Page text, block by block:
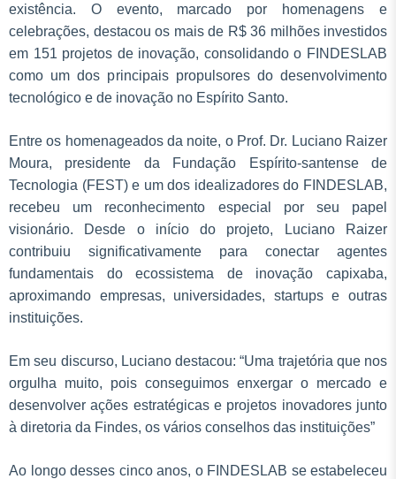
existência. O evento, marcado por homenagens e
celebrações, destacou os mais de R$ 36 milhões investidos
em 151 projetos de inovação, consolidando o FINDESLAB
como um dos principais propulsores do desenvolvimento
tecnológico e de inovação no Espírito Santo.
Entre os homenageados da noite, o Prof. Dr. Luciano Raizer
Moura, presidente da Fundação Espírito-santense de
Tecnologia (FEST) e um dos idealizadores do FINDESLAB,
recebeu um reconhecimento especial por seu papel
visionário. Desde o início do projeto, Luciano Raizer
contribuiu significativamente para conectar agentes
fundamentais do ecossistema de inovação capixaba,
aproximando empresas, universidades, startups e outras
instituições.
Em seu discurso, Luciano destacou: “Uma trajetória que nos
orgulha muito, pois conseguimos enxergar o mercado e
desenvolver ações estratégicas e projetos inovadores junto
à diretoria da Findes, os vários conselhos das instituições”
Ao longo desses cinco anos, o FINDESLAB se estabeleceu